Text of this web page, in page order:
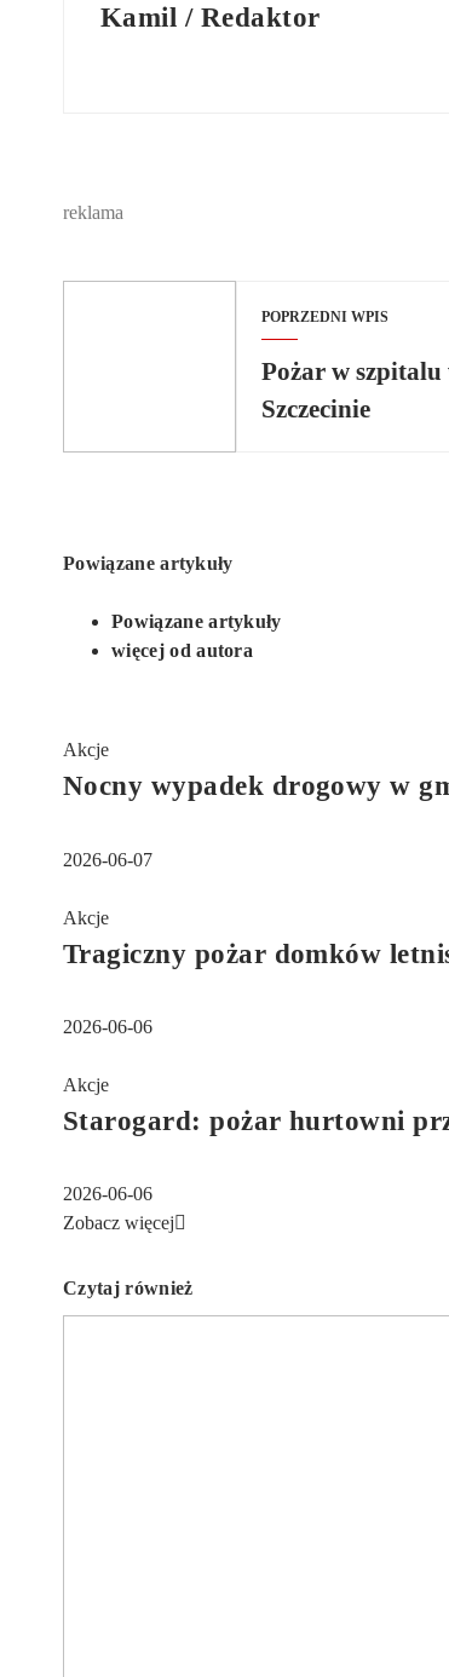
Kamil / Redaktor
reklama
POPRZEDNI WPIS
Pożar w szpitalu
Szczecinie
Powiązane artykuły
Powiązane artykuły
więcej od autora
Akcje
Nocny wypadek drogowy w
2026-06-07
Akcje
Tragiczny pożar domków
2026-06-06
Akcje
Starogard: pożar hurtowni
2026-06-06
Zobacz więcej
Czytaj również